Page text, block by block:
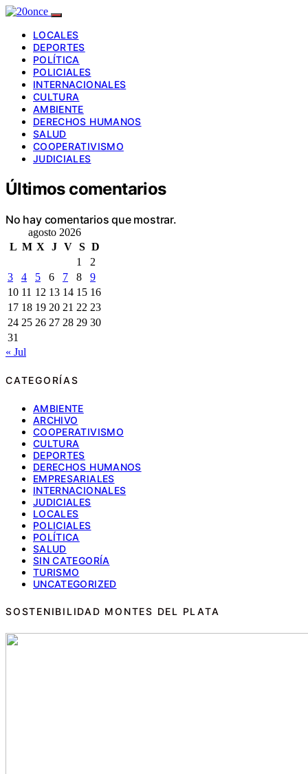
LOCALES
DEPORTES
POLÍTICA
POLICIALES
INTERNACIONALES
CULTURA
AMBIENTE
DERECHOS HUMANOS
SALUD
COOPERATIVISMO
JUDICIALES
Últimos comentarios
No hay comentarios que mostrar.
agosto 2026
L M X J V S D
1
2
3
4 5 6 7 8
9
10 11 12 13 14 15 16
17 18 19 20 21 22 23
24 25 26 27 28 29 30
31
« Jul
CATEGORÍAS
AMBIENTE
ARCHIVO
COOPERATIVISMO
CULTURA
DEPORTES
DERECHOS HUMANOS
EMPRESARIALES
INTERNACIONALES
JUDICIALES
LOCALES
POLICIALES
POLÍTICA
SALUD
SIN CATEGORÍA
TURISMO
UNCATEGORIZED
SOSTENIBILIDAD MONTES DEL PLATA